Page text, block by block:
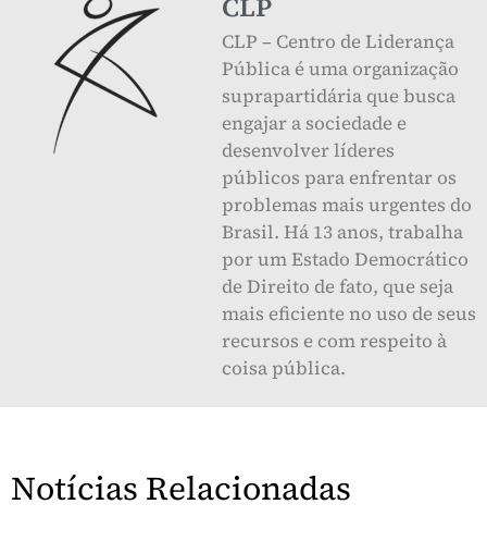
CLP – Centro de Liderança
Pública é uma organização
suprapartidária que busca
engajar a sociedade e
desenvolver líderes
públicos para enfrentar os
problemas mais urgentes do
Brasil. Há 13 anos, trabalha
por um Estado Democrático
de Direito de fato, que seja
mais eficiente no uso de seus
recursos e com respeito à
coisa pública.
Notícias Relacionadas